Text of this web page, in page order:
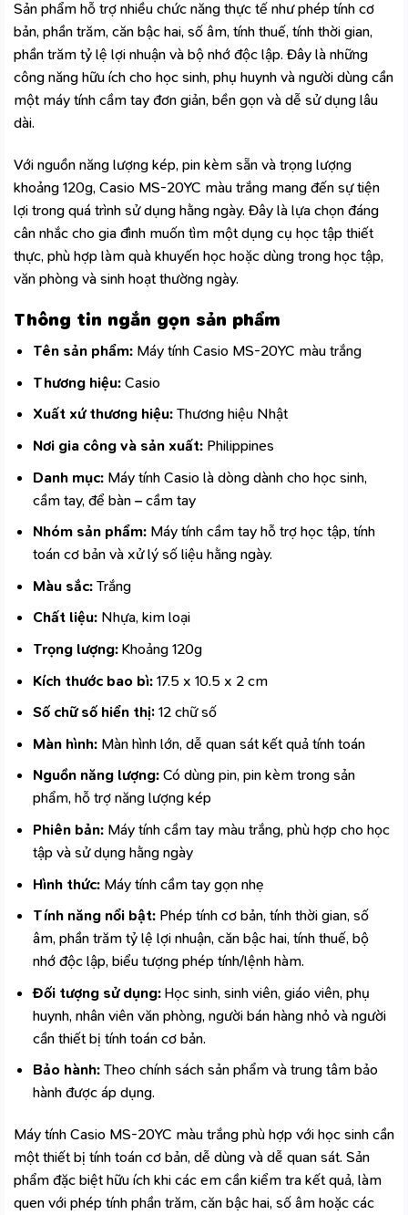
Sản phẩm hỗ trợ nhiều chức năng thực tế như phép tính cơ
bản, phần trăm, căn bậc hai, số âm, tính thuế, tính thời gian,
phần trăm tỷ lệ lợi nhuận và bộ nhớ độc lập. Đây là những
công năng hữu ích cho học sinh, phụ huynh và người dùng cần
mộtmáy tính cầm tayđơn giản, bền gọn và dễ sử dụng lâu
dài.
Với nguồn năng lượng kép, pin kèm sẵn và trọng lượng
khoảng 120g, Casio MS-20YC màu trắng mang đến sự tiện
lợi trong quá trình sử dụng hằng ngày. Đây là lựa chọn đáng
cân nhắc cho gia đình muốn tìm một dụng cụ học tập thiết
thực, phù hợp làm quà khuyến học hoặc dùng trong học tập,
văn phòng và sinh hoạt thường ngày.
Thông tin ngắn gọn sản phẩm
Tên sản phẩm:Máy tính Casio MS-20YC màu trắng
Thương hiệu:Casio
Xuất xứ thương hiệu:Thương hiệu Nhật
Nơi gia công và sản xuất:Philippines
Danh mục:Máy tính Casio là dòngdành cho học sinh,
cầm tay, để bàn – cầm tay
Nhóm sản phẩm:Máy tính cầm tay hỗ trợ học tập, tính
toán cơ bản và xử lý số liệu hằng ngày.
Màu sắc:Trắng
Chất liệu:Nhựa, kim loại
Trọng lượng:Khoảng 120g
Kích thước bao bì:17.5 x 10.5 x 2 cm
Số chữ số hiển thị:12 chữ số
Màn hình:Màn hình lớn, dễ quan sát kết quả tính toán
Nguồn năng lượng:Có dùng pin, pin kèm trong sản
phẩm, hỗ trợ năng lượng kép
Phiên bản:Máy tính cầm tay màu trắng, phù hợp cho học
tập và sử dụng hằng ngày
Hình thức:Máy tính cầm tay gọn nhẹ
Tính năng nổi bật:Phép tính cơ bản, tính thời gian, số
âm, phần trăm tỷ lệ lợi nhuận, căn bậc hai, tính thuế, bộ
nhớ độc lập, biểu tượng phép tính/lệnh hàm.
Đối tượng sử dụng:Học sinh, sinh viên, giáo viên, phụ
huynh, nhân viên văn phòng, người bán hàng nhỏ và người
cần thiết bị tính toán cơ bản.
Bảo hành:Theo chính sách sản phẩm và trung tâm bảo
hành được áp dụng.
Máy tính Casio MS-20YC màu trắng phù hợp với học sinh cần
một thiết bị tính toán cơ bản, dễ dùng và dễ quan sát. Sản
phẩm đặc biệt hữu ích khi các em cần kiểm tra kết quả, làm
quen với phép tính phần trăm, căn bậc hai, số âm hoặc các